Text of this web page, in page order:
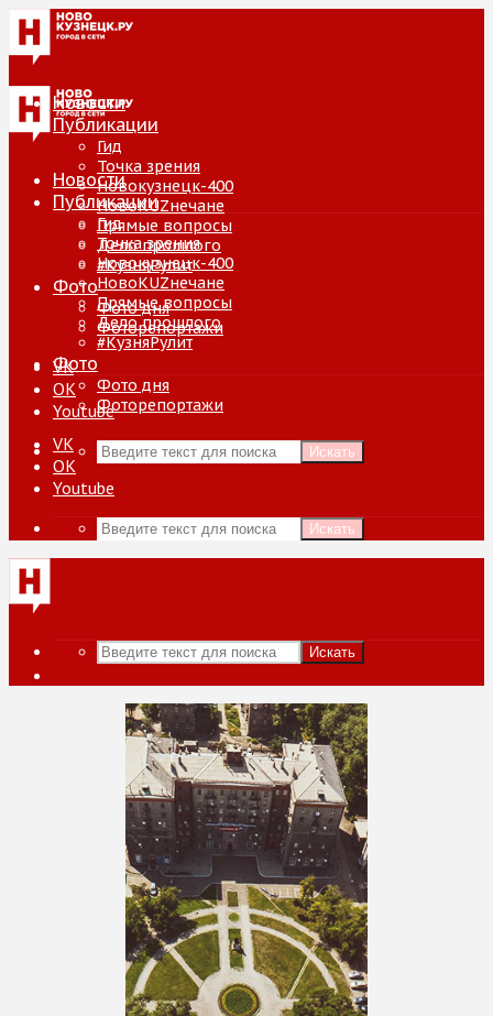
Новости
Публикации
Гид
Точка зрения
Новокузнецк-400
НовоKUZнечане
Прямые вопросы
Дело прошлого
#КузняРулит
Фото
Фото дня
Фоторепортажи
VK
ОК
Youtube
Искать
Новости
Публикации
Гид
Точка зрения
Новокузнецк-400
НовоKUZнечане
Прямые вопросы
Дело прошлого
#КузняРулит
Фото
Фото дня
Фоторепортажи
VK
ОК
Youtube
Искать
Искать